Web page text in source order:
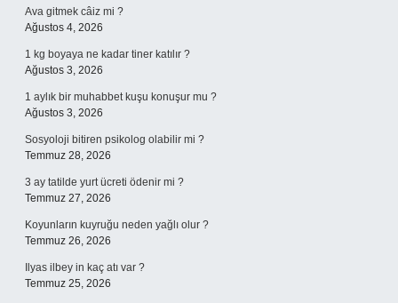
Ava gitmek câiz mi ?
Ağustos 4, 2026
1 kg boyaya ne kadar tiner katılır ?
Ağustos 3, 2026
1 aylık bir muhabbet kuşu konuşur mu ?
Ağustos 3, 2026
Sosyoloji bitiren psikolog olabilir mi ?
Temmuz 28, 2026
3 ay tatilde yurt ücreti ödenir mi ?
Temmuz 27, 2026
Koyunların kuyruğu neden yağlı olur ?
Temmuz 26, 2026
Ilyas ilbey in kaç atı var ?
Temmuz 25, 2026